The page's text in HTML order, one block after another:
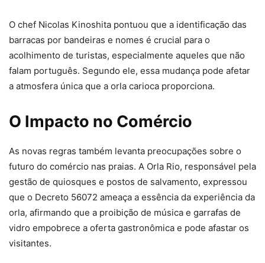
O chef Nicolas Kinoshita pontuou que a identificação das
barracas por bandeiras e nomes é crucial para o
acolhimento de turistas, especialmente aqueles que não
falam português. Segundo ele, essa mudança pode afetar
a atmosfera única que a orla carioca proporciona.
O Impacto no Comércio
As novas regras também levanta preocupações sobre o
futuro do comércio nas praias. A Orla Rio, responsável pela
gestão de quiosques e postos de salvamento, expressou
que o Decreto 56072 ameaça a essência da experiência da
orla, afirmando que a proibição de música e garrafas de
vidro empobrece a oferta gastronômica e pode afastar os
visitantes.